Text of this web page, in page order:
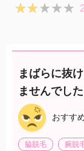
★★★★★
★★★★★
まばらに抜
ませんでした
おすす
脇脱毛 腕脱